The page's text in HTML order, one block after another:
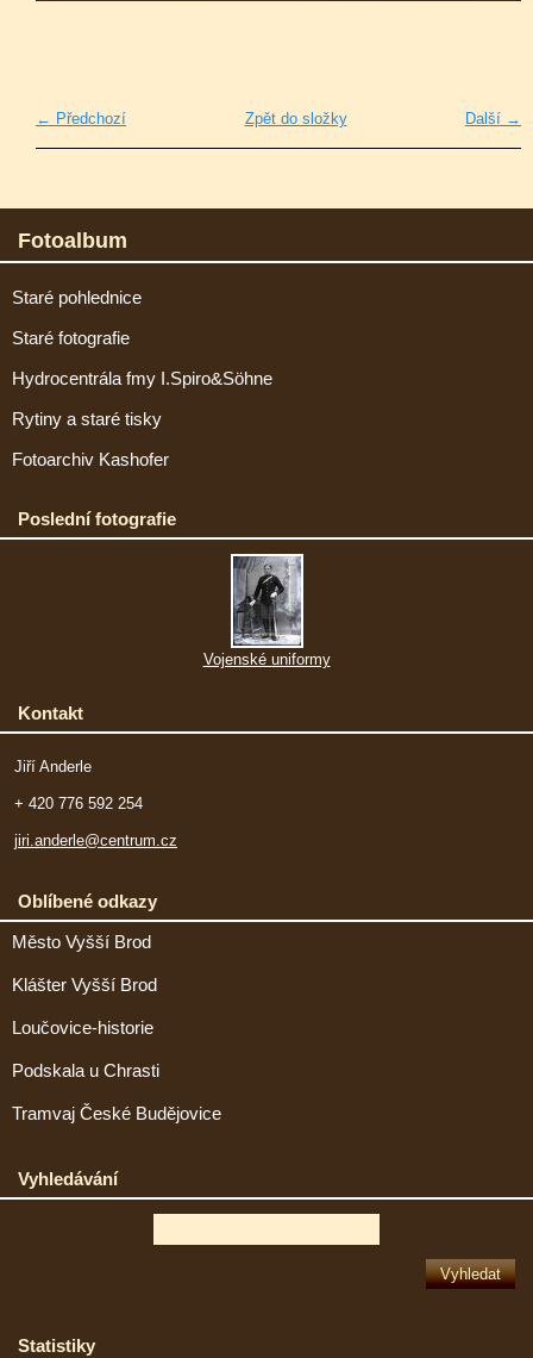
← Předchozí Další →
Zpět do složky
Fotoalbum
Staré pohlednice
Staré fotografie
Hydrocentrála fmy I.Spiro&Söhne
Rytiny a staré tisky
Fotoarchiv Kashofer
Poslední fotografie
Vojenské uniformy
Kontakt
Jiří Anderle
+ 420 776 592 254
jiri.anderle@centrum.cz
Oblíbené odkazy
Město Vyšší Brod
Klášter Vyšší Brod
Loučovice-historie
Podskala u Chrasti
Tramvaj České Budějovice
Vyhledávání
Statistiky